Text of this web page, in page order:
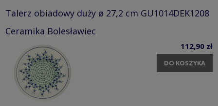
Talerz obiadowy duży ø 27,2 cm GU1014DEK1208
Ceramika Bolesławiec
112,90 zł
DO KOSZYKA